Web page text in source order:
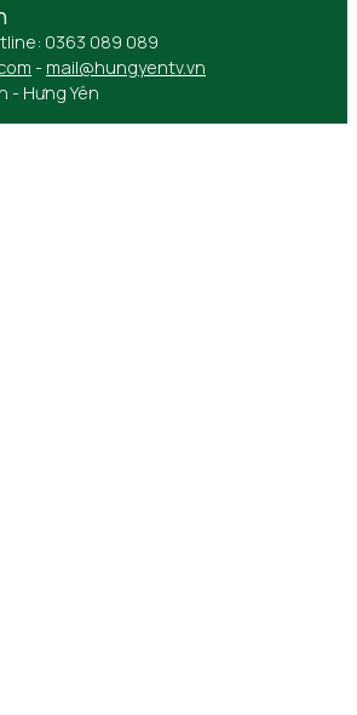
0363 089 089
- mail@hungyentv.vn
- Hưng Yên